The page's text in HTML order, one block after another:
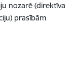
nozarē (direktīva
prasībām